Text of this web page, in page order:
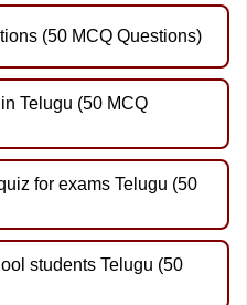
(50 MCQ Questions)
Telugu (50 MCQ
for exams Telugu (50
students Telugu (50